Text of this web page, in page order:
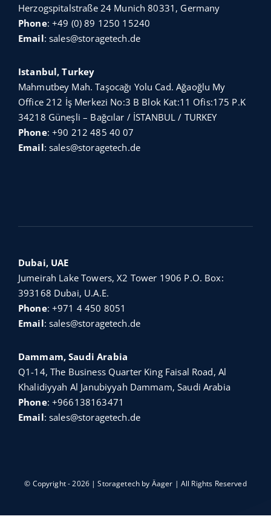
Herzogspitalstraße 24 Munich 80331, Germany
Phone:+49 (0) 89 1250 15240
Email:sales@storagetech.de
Istanbul, Turkey
Mahmutbey Mah. Taşocağı Yolu Cad. Ağaoğlu My
Office 212 İş Merkezi No:3 B Blok Kat:11 Ofis:175 P.K
34218 Güneşli – Bağcılar / İSTANBUL / TURKEY
Phone:+90 212 485 40 07
Email:sales@storagetech.de
Dubai, UAE
Jumeirah Lake Towers, X2 Tower 1906 P.O. Box:
393168 Dubai, U.A.E.
Phone:+971 4 450 8051
Email:sales@storagetech.de
Dammam, Saudi Arabia
Q1-14, The Business Quarter King Faisal Road, Al
Khalidiyyah Al Janubiyyah Dammam, Saudi Arabia
Phone:+966138163471
Email:sales@storagetech.de
© Copyright - 2026 | Storagetech by Äager | All Rights Reserved